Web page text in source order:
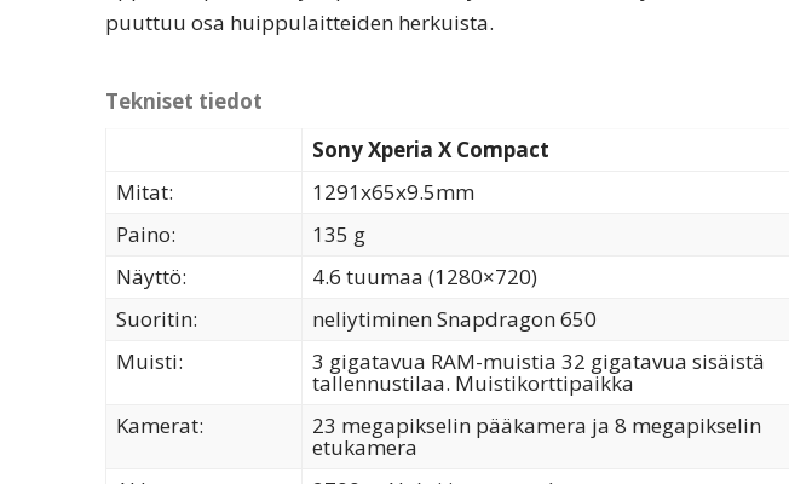
puuttuu osa huippulaitteiden herkuista.
Tekniset tiedot
Sony Xperia X Compact
Mitat:
1291x65x9.5mm
Paino:
135 g
Näyttö:
4.6 tuumaa (1280×720)
Suoritin:
neliytiminen Snapdragon 650
Muisti:
3 gigatavua RAM-muistia 32 gigatavua sisäistä
tallennustilaa. Muistikorttipaikka
Kamerat:
23 megapikselin pääkamera ja 8 megapikselin
etukamera